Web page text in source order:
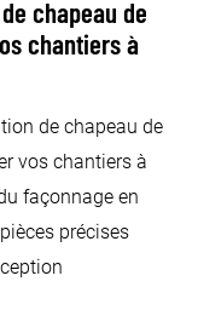
chapeau de
chantiers à
de chapeau de
vos chantiers à
façonnage en
précises